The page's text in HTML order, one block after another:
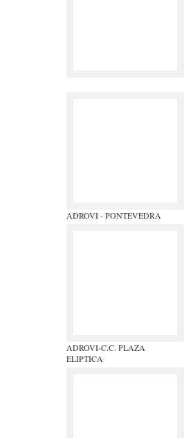
ADROVI - PONTEVEDRA
ADROVI-C.C. PLAZA
ELIPTICA